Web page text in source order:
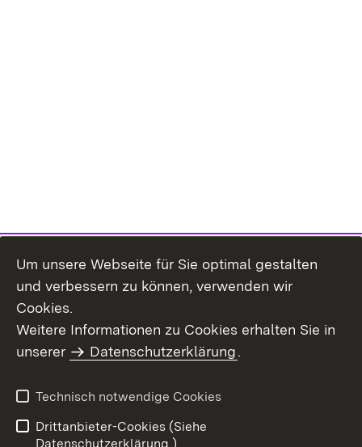
Um unsere Webseite für Sie optimal gestalten
und verbessern zu können, verwenden wir
Cookies.
Weitere Informationen zu Cookies erhalten Sie in
unserer
Datenschutzerklärung.
Technisch notwendige Cookies
Drittanbieter-Cookies (Siehe
Datenschutzerklärung.)